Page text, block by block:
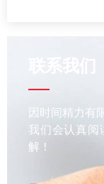
因时间精力有
我们会认真阅
解！